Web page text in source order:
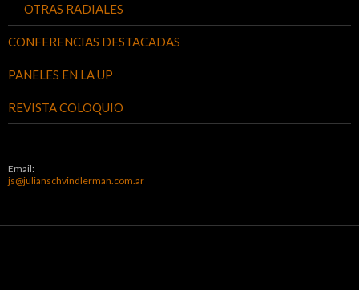
OTRAS RADIALES
CONFERENCIAS DESTACADAS
PANELES EN LA UP
REVISTA COLOQUIO
Email:
js@julianschvindlerman.com.ar